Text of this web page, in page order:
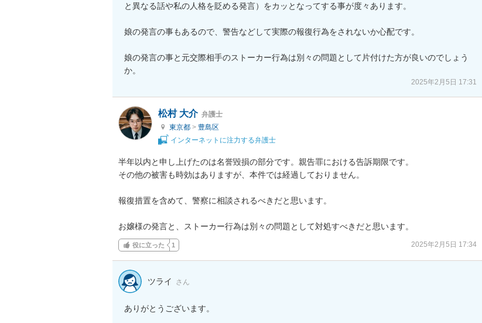
と異なる話や私の人格を貶める発言）をカッとなってする事が度々あります。
娘の発言の事もあるので、警告などして実際の報復行為をされないか心配です。
娘の発言の事と元交際相手のストーカー行為は別々の問題として片付けた方が良いのでしょう
か。
2025年2月5日 17:31
松村 大介 弁護士
東京都 > 豊島区
インターネットに注力する弁護士
半年以内と申し上げたのは名誉毀損の部分です。親告罪における告訴期限です。
その他の被害も時効はありますが、本件では経過しておりません。
報復措置を含めて、警察に相談されるべきだと思います。
お嬢様の発言と、ストーカー行為は別々の問題として対処すべきだと思います。
役に立った 1 2025年2月5日 17:34
ツライ さん
ありがとうございます。